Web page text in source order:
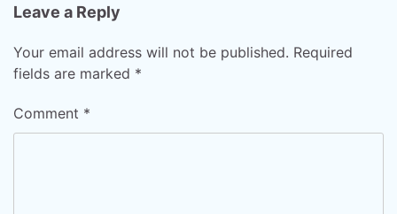
Leave a Reply
Your email address will not be published. Required
fields are marked *
Comment *